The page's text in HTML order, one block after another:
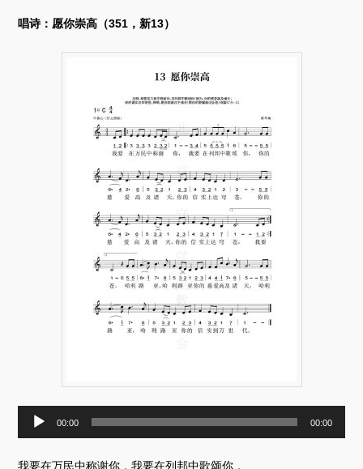
唱诗：愿你崇高（351，新13）
放
00:00 00:00
我要在万民中称谢你，我要在列邦中歌颂你，